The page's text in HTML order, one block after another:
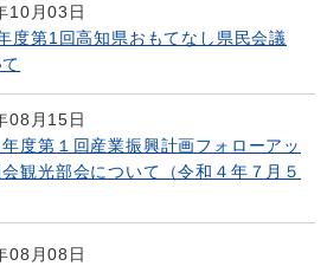
10月03日
度第1回高知県おもてなし県民会議
08月15日
度第１回産業振興計画フォローアッ
観光部会について（令和４年７月５
08月08日